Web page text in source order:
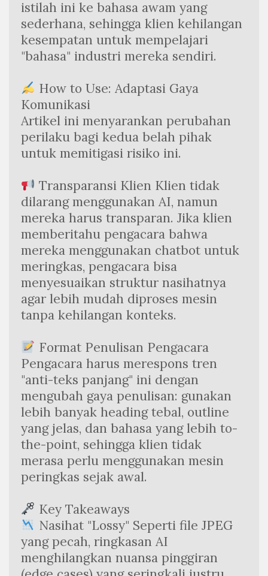
istilah ini ke bahasa awam yang
sederhana, sehingga klien kehilangan
kesempatan untuk mempelajari
"bahasa" industri mereka sendiri.
How to Use: Adaptasi Gaya
Komunikasi
Artikel ini menyarankan perubahan
perilaku bagi kedua belah pihak
untuk memitigasi risiko ini.
Transparansi Klien Klien tidak
dilarang menggunakan AI, namun
mereka harus transparan. Jika klien
memberitahu pengacara bahwa
mereka menggunakan chatbot untuk
meringkas, pengacara bisa
menyesuaikan struktur nasihatnya
agar lebih mudah diproses mesin
tanpa kehilangan konteks.
Format Penulisan Pengacara
Pengacara harus merespons tren
"anti-teks panjang" ini dengan
mengubah gaya penulisan: gunakan
lebih banyak heading tebal, outline
yang jelas, dan bahasa yang lebih to-
the-point, sehingga klien tidak
merasa perlu menggunakan mesin
peringkas sejak awal.
Key Takeaways
Nasihat "Lossy" Seperti file JPEG
yang pecah, ringkasan AI
menghilangkan nuansa pinggiran